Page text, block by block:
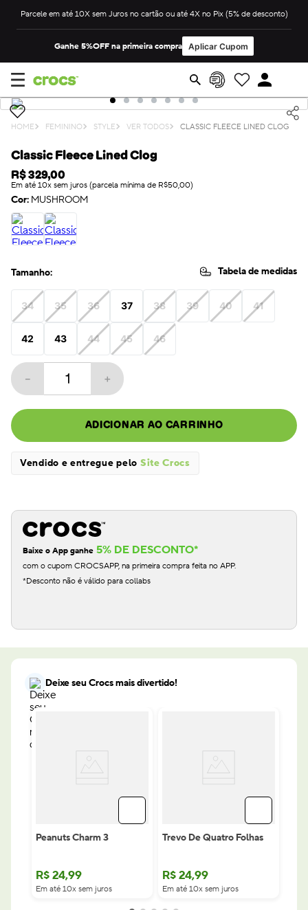
Parcele em até 10X sem Juros no cartão ou até 4X no Pix (5% de desconto)
Ganhe 5%OFF na primeira compra Aplicar Cupom
FEMININO STYLE VER TODOS CLASSIC FLEECE LINED CLOG
Classic Fleece Lined Clog
R$329,00
Em até 10x sem juros (parcela mínima de R$50,00)
Cor: MUSHROOM
Tamanho: Tabela de medidas
34 35 36 37 38 39 40 41
42 43 44 45 46
＋
－
ADICIONAR AO CARRINHO
Vendido e entregue pelo Site Crocs
Baixe o App ganhe 5% DE DESCONTO*
com o cupom CROCSAPP, na primeira compra feita no APP.
*Desconto não é válido para collabs
Deixe seu Crocs mais divertido!
Peanuts Charm 3
R$24,99
Em até 10x sem juros
Trevo De Quatro Folhas
R$24,99
Em até 10x sem juros